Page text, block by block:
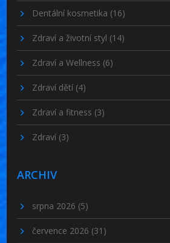
Dentální kosmetika (16)
Zdraví a životní styl (14)
Zdraví a Wellness (6)
Zdraví dětí (4)
Zdraví a fitness (3)
Zdraví (3)
ARCHIV
srpna 2026 (5)
července 2026 (31)